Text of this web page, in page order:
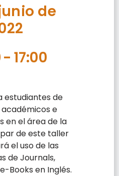
de
- 17:00
estudiantes de
e
en el área de la
de este taller
el uso de las
de Journals,
Books en Inglés.